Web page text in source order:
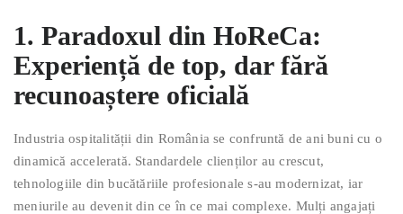
1. Paradoxul din HoReCa:
Experiență de top, dar fără
recunoaștere oficială
Industria ospitalității din România se confruntă de ani buni cu o
dinamică accelerată. Standardele clienților au crescut,
tehnologiile din bucătăriile profesionale s-au modernizat, iar
meniurile au devenit din ce în ce mai complexe. Mulți angajați